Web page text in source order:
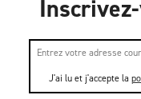
J'ai lu et j'accepte la